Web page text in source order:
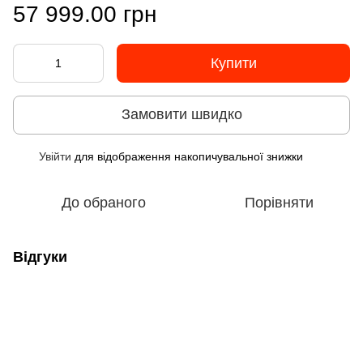
57 999.00 грн
Купити
Замовити швидко
Увійти для відображення накопичувальної знижки
До обраного Порівняти
Відгуки